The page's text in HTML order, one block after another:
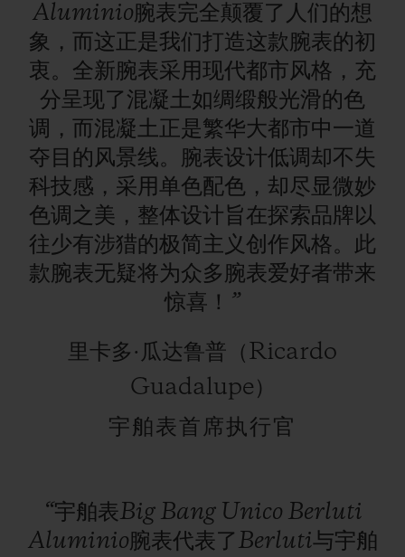
Aluminio腕表完全颠覆了人们的想
象，而这正是我们打造这款腕表的初
衷。全新腕表采用现代都市风格，充
分呈现了混凝土如绸缎般光滑的色
调，而混凝土正是繁华大都市中一道
夺目的风景线。腕表设计低调却不失
科技感，采用单色配色，却尽显微妙
色调之美，整体设计旨在探索品牌以
往少有涉猎的极简主义创作风格。此
款腕表无疑将为众多腕表爱好者带来
惊喜！”
里卡多·瓜达鲁普（Ricardo
Guadalupe）
宇舶表首席执行官
“宇舶表Big Bang Unico Berluti
Aluminio腕表代表了Berluti与宇舶
礼品小袋
联系我们